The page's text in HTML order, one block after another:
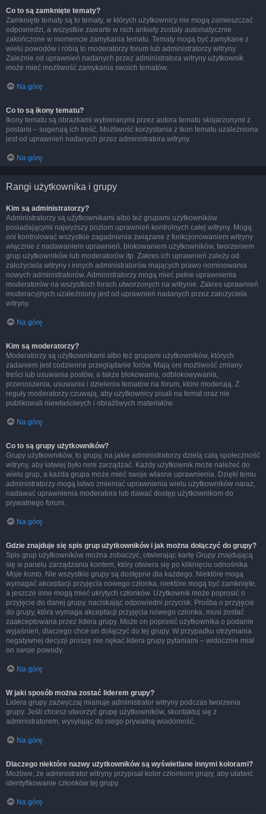
Co to są zamknięte tematy?
Zamknięte tematy są to tematy, w których użytkownicy nie mogą zamieszczać
odpowiedzi, a wszystkie zawarte w nich ankiety zostały automatycznie
zakończone w momencie zamykania tematu. Tematy mogą być zamykane z
wielu powodów i robią to moderatorzy forum lub administratorzy witryny.
Zależnie od uprawnień nadanych przez administratora witryny użytkownik
może mieć możliwość zamykania swoich tematów.
Na górę
Co to są ikony tematu?
Ikony tematu są obrazkami wybieranymi przez autora tematu skojarzonymi z
postami – sugerują ich treść. Możliwość korzystania z ikon tematu uzależniona
jest od uprawnień nadanych przez administratora witryny.
Na górę
Rangi użytkownika i grupy
Kim są administratorzy?
Administratorzy są użytkownikami albo też grupami użytkowników
posiadającymi najwyższy poziom uprawnień kontrolnych całej witryny. Mogą
oni kontrolować wszystkie zagadnienia związane z funkcjonowaniem witryny
włącznie z nadawaniem uprawnień, blokowaniem użytkowników, tworzeniem
grup użytkowników lub moderatorów itp. Zakres ich uprawnień zależy od
założyciela witryny i innych administratorów mających prawo nominowania
nowych administratorów. Administratorzy mogą mieć pełne uprawnienia
moderatorów na wszystkich forach utworzonych na witrynie. Zakres uprawnień
moderacyjnych uzależniony jest od uprawnień nadanych przez założyciela
witryny.
Na górę
Kim są moderatorzy?
Moderatorzy są użytkownikami albo też grupami użytkowników, których
zadaniem jest codzienne przeglądanie forów. Mają oni możliwość zmiany
treści lub usuwania postów, a także blokowania, odblokowywania,
przenoszenia, usuwania i dzielenia tematów na forum, które moderują. Z
reguły moderatorzy czuwają, aby użytkownicy pisali na temat oraz nie
publikowali niewłaściwych i obraźliwych materiałów.
Na górę
Co to są grupy użytkowników?
Grupy użytkowników, to grupy, na jakie administratorzy dzielą całą społeczność
witryny, aby łatwiej było nimi zarządzać. Każdy użytkownik może należeć do
wielu grup, a każda grupa może mieć swoje własne uprawnienia. Dzięki temu
administratorzy mogą łatwo zmieniać uprawnienia wielu użytkowników naraz,
nadawać uprawnienia moderatora lub dawać dostęp użytkownikom do
prywatnego forum.
Na górę
Gdzie znajduje się spis grup użytkowników i jak można dołączyć do grupy?
Spis grup użytkowników można zobaczyć, otwierając kartę Grupyznajdującą
się w panelu zarządzania kontem, który otwiera się po kliknięciu odnośnika
Moje konto. Nie wszystkie grupy są dostępne dla każdego. Niektóre mogą
wymagać akceptacji przyjęcia nowego członka, niektóre mogą być zamknięte,
a jeszcze inne mogą mieć ukrytych członków. Użytkownik może poprosić o
przyjęcie do danej grupy, naciskając odpowiedni przycisk. Prośba o przyjęcie
do grupy, która wymaga akceptacji przyjęcia nowego członka, musi zostać
zaakceptowana przez lidera grupy. Może on poprosić użytkownika o podanie
wyjaśnień, dlaczego chce on dołączyć do tej grupy. W przypadku otrzymania
negatywnej decyzji proszę nie nękać lidera grupy pytaniami – widocznie miał
on swoje powody.
Na górę
W jaki sposób można zostać liderem grupy?
Lidera grupy zazwyczaj mianuje administrator witryny podczas tworzenia
grupy. Jeśli chcesz utworzyć grupę użytkowników, skontaktuj się z
administratorem, wysyłając do niego prywatną wiadomość.
Na górę
Dlaczego niektóre nazwy użytkowników są wyświetlane innymi kolorami?
Możliwe, że administrator witryny przypisał kolor członkom grupy, aby ułatwić
identyfikowanie członków tej grupy.
Na górę